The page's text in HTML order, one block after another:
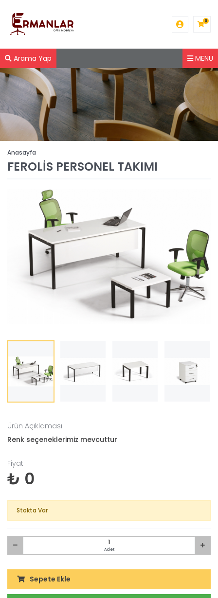
0
MENU
Arama Yap
FEROLİS PERSONEL TAKIMI
Anasayfa
Ürün Açıklaması
Renk seçeneklerimiz mevcuttur
Fiyat
₺ 0
Stokta Var
Adet
Sepete Ekle